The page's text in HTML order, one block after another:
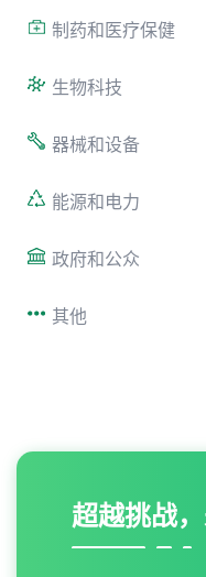
制药和医疗保健
生物科技
器械和设备
能源和电力
政府和公众
其他
超越挑战